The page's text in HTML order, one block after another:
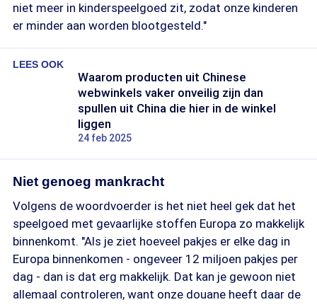
niet meer in kinderspeelgoed zit, zodat onze kinderen
er minder aan worden blootgesteld."
LEES OOK
Waarom producten uit Chinese
webwinkels vaker onveilig zijn dan
spullen uit China die hier in de winkel
liggen
24 feb 2025
Niet genoeg mankracht
Volgens de woordvoerder is het niet heel gek dat het
speelgoed met gevaarlijke stoffen Europa zo makkelijk
binnenkomt. "Als je ziet hoeveel pakjes er elke dag in
Europa binnenkomen - ongeveer 12 miljoen pakjes per
dag - dan is dat erg makkelijk. Dat kan je gewoon niet
allemaal controleren, want onze douane heeft daar de